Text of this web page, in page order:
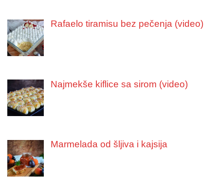
Rafaelo tiramisu bez pečenja (video)
Najmekše kiflice sa sirom (video)
Marmelada od šljiva i kajsija